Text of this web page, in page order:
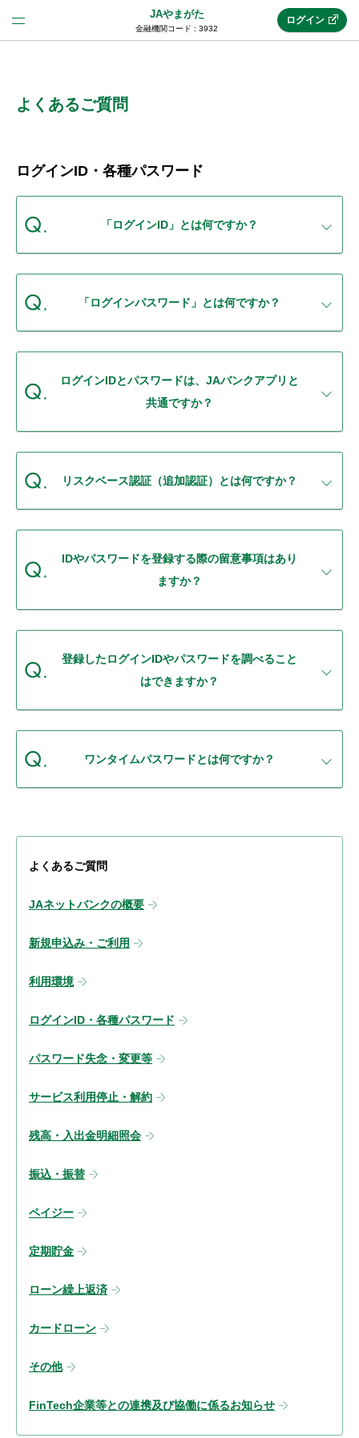
JAやまがた
金融機関コード : 3932
(法人JAネットバンク)
JAネットバンクトップ
困った時は
ログイン
よくあるご質問
ログインID・各種パスワード
「ログインID」とは何ですか？
「ログインパスワード」とは何ですか？
ログインIDとパスワードは、JAバンクアプリと
共通ですか？
リスクベース認証（追加認証）とは何ですか？
IDやパスワードを登録する際の留意事項はあり
ますか？
登録したログインIDやパスワードを調べること
はできますか？
ワンタイムパスワードとは何ですか？
よくあるご質問
JAネットバンクの概要
新規申込み・ご利用
利用環境
ログインID・各種パスワード
パスワード失念・変更等
サービス利用停止・解約
残高・入出金明細照会
振込・振替
ペイジー
定期貯金
ローン繰上返済
カードローン
その他
FinTech企業等との連携及び協働に係るお知らせ